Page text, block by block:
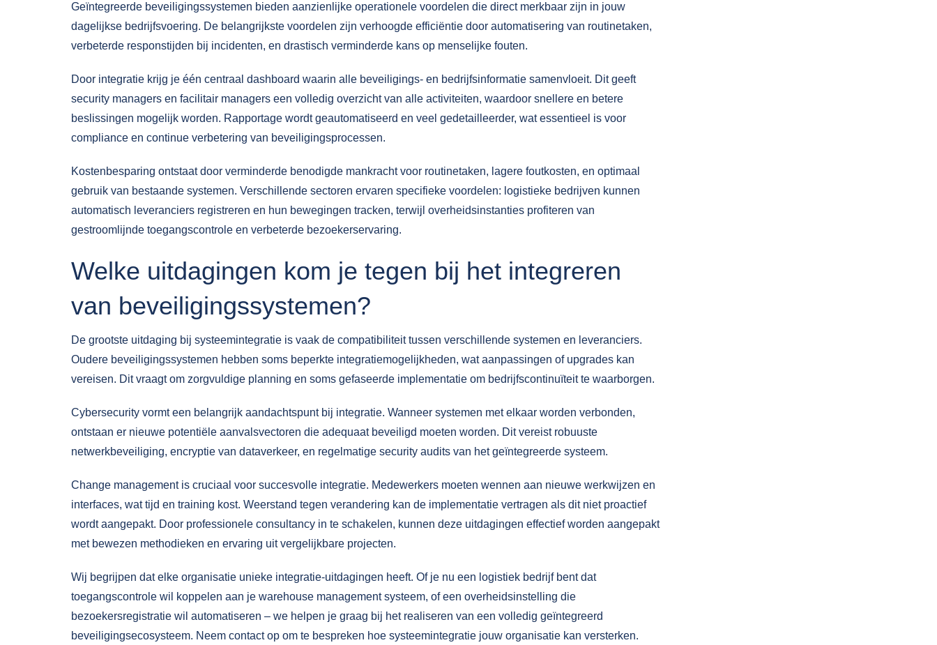
Geïntegreerde beveiligingssystemen bieden aanzienlijke operationele voordelen die direct merkbaar zijn in jouw
dagelijkse bedrijfsvoering. De belangrijkste voordelen zijn verhoogde efficiëntie door automatisering van routinetaken,
verbeterde responstijden bij incidenten, en drastisch verminderde kans op menselijke fouten.
Door integratie krijg je één centraal dashboard waarin alle beveiligings- en bedrijfsinformatie samenvloeit. Dit geeft
security managers en facilitair managers een volledig overzicht van alle activiteiten, waardoor snellere en betere
beslissingen mogelijk worden. Rapportage wordt geautomatiseerd en veel gedetailleerder, wat essentieel is voor
compliance en continue verbetering van beveiligingsprocessen.
Kostenbesparing ontstaat door verminderde benodigde mankracht voor routinetaken, lagere foutkosten, en optimaal
gebruik van bestaande systemen. Verschillende sectoren ervaren specifieke voordelen: logistieke bedrijven kunnen
automatisch leveranciers registreren en hun bewegingen tracken, terwijl overheidsinstanties profiteren van
gestroomlijnde toegangscontrole en verbeterde bezoekerservaring.
Welke uitdagingen kom je tegen bij het integreren
van beveiligingssystemen?
De grootste uitdaging bij systeemintegratie is vaak de compatibiliteit tussen verschillende systemen en leveranciers.
Oudere beveiligingssystemen hebben soms beperkte integratiemogelijkheden, wat aanpassingen of upgrades kan
vereisen. Dit vraagt om zorgvuldige planning en soms gefaseerde implementatie om bedrijfscontinuïteit te waarborgen.
Cybersecurity vormt een belangrijk aandachtspunt bij integratie. Wanneer systemen met elkaar worden verbonden,
ontstaan er nieuwe potentiële aanvalsvectoren die adequaat beveiligd moeten worden. Dit vereist robuuste
netwerkbeveiliging, encryptie van dataverkeer, en regelmatige security audits van het geïntegreerde systeem.
Change management is cruciaal voor succesvolle integratie. Medewerkers moeten wennen aan nieuwe werkwijzen en
interfaces, wat tijd en training kost. Weerstand tegen verandering kan de implementatie vertragen als dit niet proactief
wordt aangepakt. Door professionele consultancy in te schakelen, kunnen deze uitdagingen effectief worden aangepakt
met bewezen methodieken en ervaring uit vergelijkbare projecten.
Wij begrijpen dat elke organisatie unieke integratie-uitdagingen heeft. Of je nu een logistiek bedrijf bent dat
toegangscontrole wil koppelen aan je warehouse management systeem, of een overheidsinstelling die
bezoekersregistratie wil automatiseren – we helpen je graag bij het realiseren van een volledig geïntegreerd
beveiligingsecosysteem. Neem contactop om te bespreken hoe systeemintegratie jouw organisatie kan versterken.